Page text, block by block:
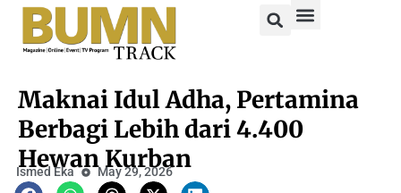
Maknai Idul Adha, Pertamina
Berbagi Lebih dari 4.400
Hewan Kurban
Ismed Eka May 29, 2026